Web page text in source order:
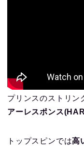
プリンスのストリン
アーレスポンス
トップスピンでは高